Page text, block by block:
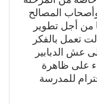
وأصحاب المصالح
من أجل تطوير
تعمل بالفكر
عش الدبابير
على ظاهرة
للمدرسة